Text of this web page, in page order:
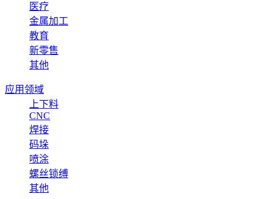
医疗
金属加工
教育
新零售
其他
应用领域
上下料
CNC
焊接
码垛
喷涂
螺丝锁缚
其他